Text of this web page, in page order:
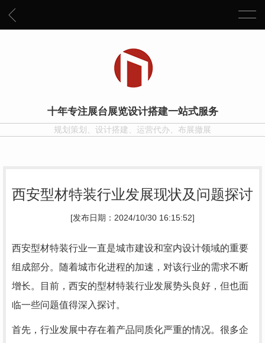
十年专注展台展览设计搭建一站式服务
规划策划、设计搭建、运营代办、布展撤展
西安型材特装行业发展现状及问题探讨
[发布日期：2024/10/30 16:15:52]
西安型材特装行业一直是城市建设和室内设计领域的重要
组成部分。随着城市化进程的加速，对该行业的需求不断
增长。目前，西安的型材特装行业发展势头良好，但也面
临一些问题值得深入探讨。
首先，行业发展中存在着产品同质化严重的情况。很多企